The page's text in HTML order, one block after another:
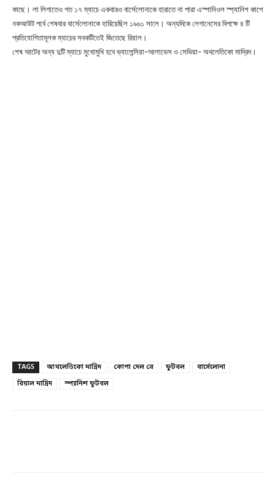
কাছে। লা লিগাতেও গত ১৭ ম্যাচে একবারও বার্সেলোনাকে হারাতে না পারা এস্পানিওল স্প্যানিশ কাপে
নকআউট পর্বে শেষবার বার্সেলোনাকে হারিয়েছিল ১৯৬১ সালে। অন্যদিকে লেগানেসের বিপক্ষে ৪ টি
প্রতিযোগিতামূলক ম্যাচের সবকটিতেই জিতেছে রিয়াল।
শেষ আটের অন্য দুটি ম্যাচে মুখোমুখি হবে ভ্যালেন্সিয়া-আলাভেস ও সেভিয়া- অথলেতিকো মাদ্রিদ।
TAGS আথলেতিকো মাদ্রিদ কোপা দেল রে ফুটবল
বার্সেলোনা
রিয়াল মাদ্রিদ
স্প্যানিশ ফুটবল